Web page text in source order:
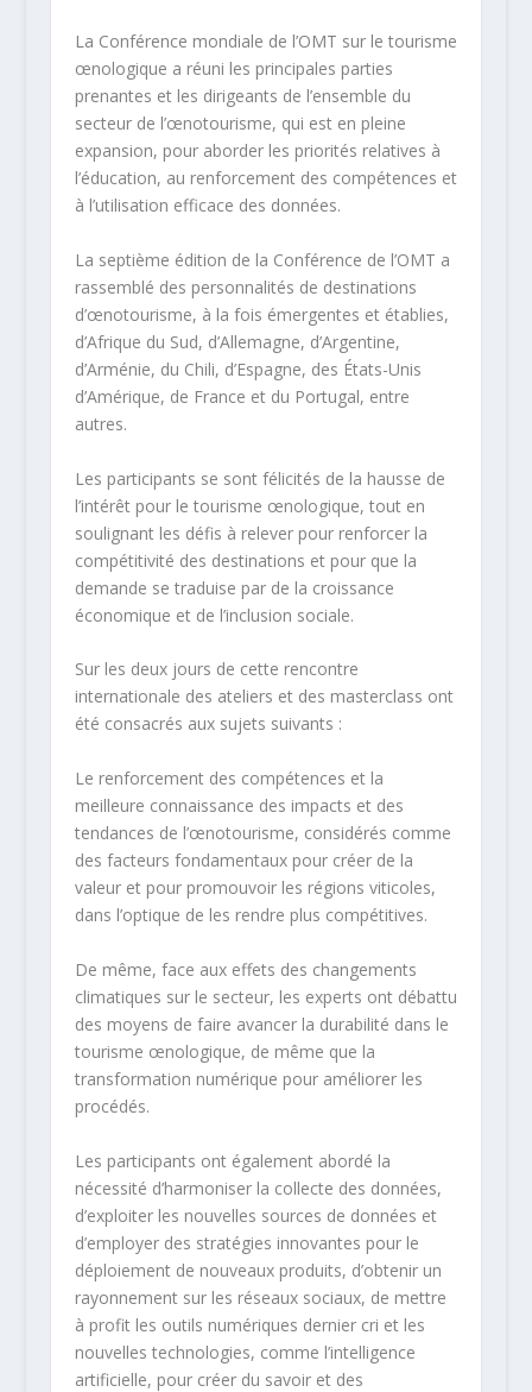
La Conférence mondiale de l’OMT sur le tourisme
œnologique a réuni les principales parties
prenantes et les dirigeants de l’ensemble du
secteur de l’œnotourisme, qui est en pleine
expansion, pour aborder les priorités relatives à
l’éducation, au renforcement des compétences et
à l’utilisation efficace des données.
La septième édition de la Conférence de l’OMT a
rassemblé des personnalités de destinations
d’œnotourisme, à la fois émergentes et établies,
d’Afrique du Sud, d’Allemagne, d’Argentine,
d’Arménie, du Chili, d’Espagne, des États-Unis
d’Amérique, de France et du Portugal, entre
autres.
Les participants se sont félicités de la hausse de
l’intérêt pour le tourisme œnologique, tout en
soulignant les défis à relever pour renforcer la
compétitivité des destinations et pour que la
demande se traduise par de la croissance
économique et de l’inclusion sociale.
Sur les deux jours de cette rencontre
internationale des ateliers et des masterclass ont
été consacrés aux sujets suivants :
Le renforcement des compétences et la
meilleure connaissance des impacts et des
tendances de l’œnotourisme, considérés comme
des facteurs fondamentaux pour créer de la
valeur et pour promouvoir les régions viticoles,
dans l’optique de les rendre plus compétitives.
De même, face aux effets des changements
climatiques sur le secteur, les experts ont débattu
des moyens de faire avancer la durabilité dans le
tourisme œnologique, de même que la
transformation numérique pour améliorer les
procédés.
Les participants ont également abordé la
nécessité d’harmoniser la collecte des données,
d’exploiter les nouvelles sources de données et
d’employer des stratégies innovantes pour le
déploiement de nouveaux produits, d’obtenir un
rayonnement sur les réseaux sociaux, de mettre
à profit les outils numériques dernier cri et les
nouvelles technologies, comme l’intelligence
artificielle, pour créer du savoir et des